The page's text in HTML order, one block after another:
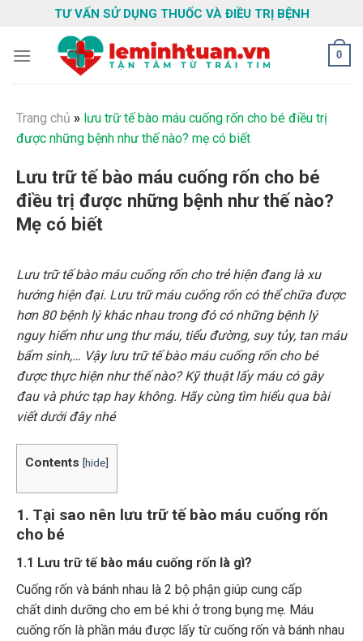
content
TƯ VẤN SỬ DỤNG THUỐC VÀ ĐIỀU TRỊ BỆNH
0
Trang chủ » lưu trữ tế bào máu cuống rốn cho bé điều trị
được những bệnh như thế nào? mẹ có biết
Lưu trữ tế bào máu cuống rốn cho bé
điều trị được những bệnh như thế nào?
Mẹ có biết
Lưu trữ tế bào máu cuống rốn cho trẻ hiện đang là xu
hướng hiện đại. Lưu trữ máu cuống rốn có thể chữa được
hơn 80 bệnh lý khác nhau trong đó có những bệnh lý
nguy hiểm như ung thư máu, tiểu đường, suy tủy, tan máu
bẩm sinh,… Vậy lưu trữ tế bào máu cuống rốn cho bé
được thực hiện như thế nào? Kỹ thuật lấy máu có gây
đau và phức tạp hay không. Hãy cùng tìm hiểu qua bài
viết dưới đây nhé
Contents [hide]
1. Tại sao nên lưu trữ tế bào máu cuống rốn
cho bé
1.1 Lưu trữ tế bào máu cuống rốn là gì?
Cuống rốn và bánh nhau là 2 bộ phận giúp cung cấp
chất dinh dưỡng cho em bé khi ở trong bụng mẹ. Máu
cuống rốn là phần máu được lấy từ cuống rốn và bánh nhau